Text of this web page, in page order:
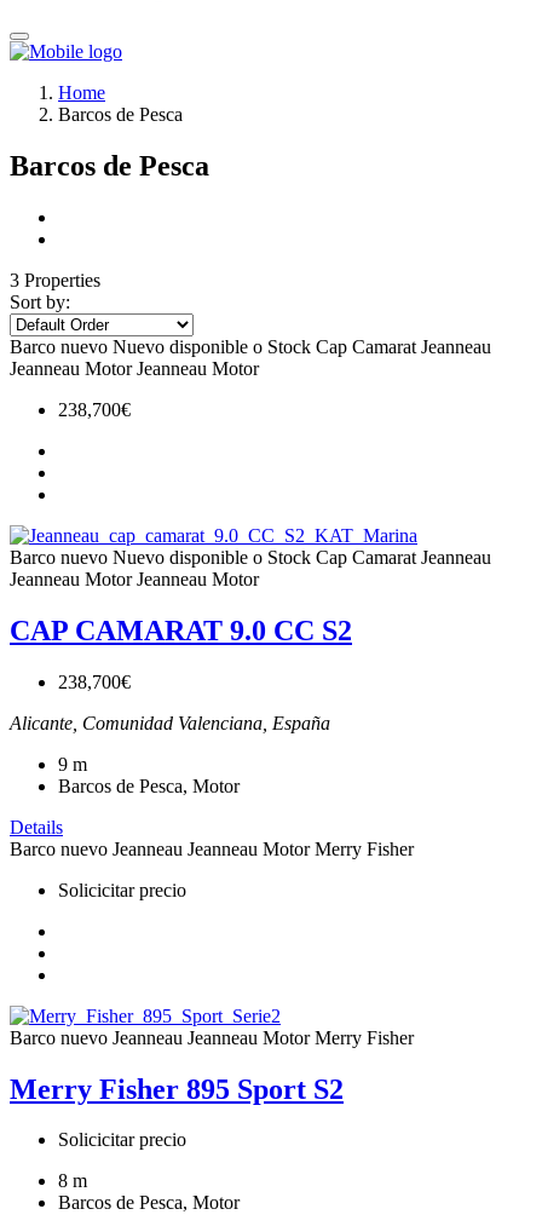
Home
Barcos de Pesca
Barcos de Pesca
3 Properties
Sort by:
Barco nuevo Nuevo disponible o Stock Cap Camarat Jeanneau
Jeanneau MotorJeanneau Motor
238,700€
Barco nuevo Nuevo disponible o Stock Cap Camarat Jeanneau
Jeanneau MotorJeanneau Motor
CAP CAMARAT 9.0 CC S2
238,700€
Alicante, Comunidad Valenciana, España
9 m
Barcos de Pesca, Motor
Details
Barco nuevo Jeanneau Jeanneau MotorMerry Fisher
Solicicitar precio
Barco nuevo Jeanneau Jeanneau MotorMerry Fisher
Merry Fisher 895 Sport S2
Solicicitar precio
8 m
Barcos de Pesca, Motor